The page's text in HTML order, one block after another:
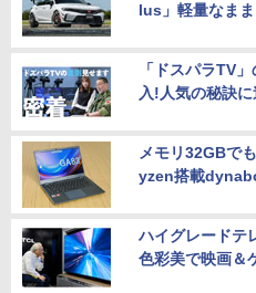
lus」軽量なま
「ドスパラTV
入!人気の秘訣
メモリ32GBで
yzen搭載
ハイグレードテ
色彩美で映画＆